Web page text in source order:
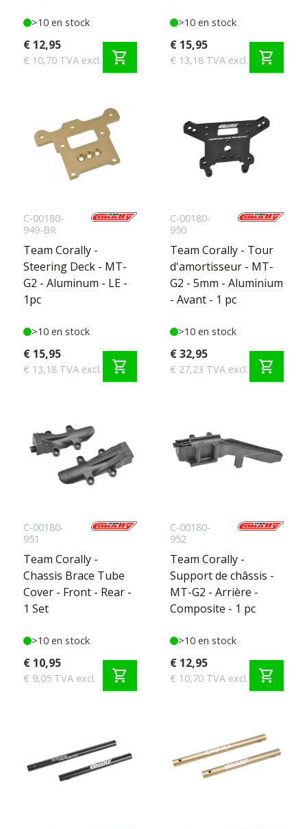
>10 en stock
€ 12,95
€ 10,70 TVA excl. shopping_cart
>10 en stock
€ 15,95
€ 13,18 TVA excl. shopping_cart
C-00180-
949-BR
Team Corally -
Steering Deck - MT-
G2 - Aluminum - LE -
1pc
>10 en stock
€ 15,95
€ 13,18 TVA excl. shopping_cart
C-00180-
950
Team Corally - Tour
d'amortisseur - MT-
G2 - 5mm - Aluminium
- Avant - 1 pc
>10 en stock
€ 32,95
€ 27,23 TVA excl. shopping_cart
C-00180-
951
Team Corally -
Chassis Brace Tube
Cover - Front - Rear -
1 Set
>10 en stock
€ 10,95
€ 9,05 TVA excl. shopping_cart
C-00180-
952
Team Corally -
Support de châssis -
MT-G2 - Arrière -
Composite - 1 pc
>10 en stock
€ 12,95
€ 10,70 TVA excl. shopping_cart